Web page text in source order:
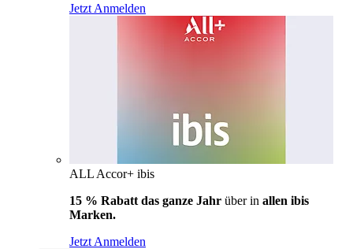
Jetzt Anmelden
ALL Accor+ ibis
15 % Rabatt das ganze Jahr über in allen ibis
Marken.
Jetzt Anmelden